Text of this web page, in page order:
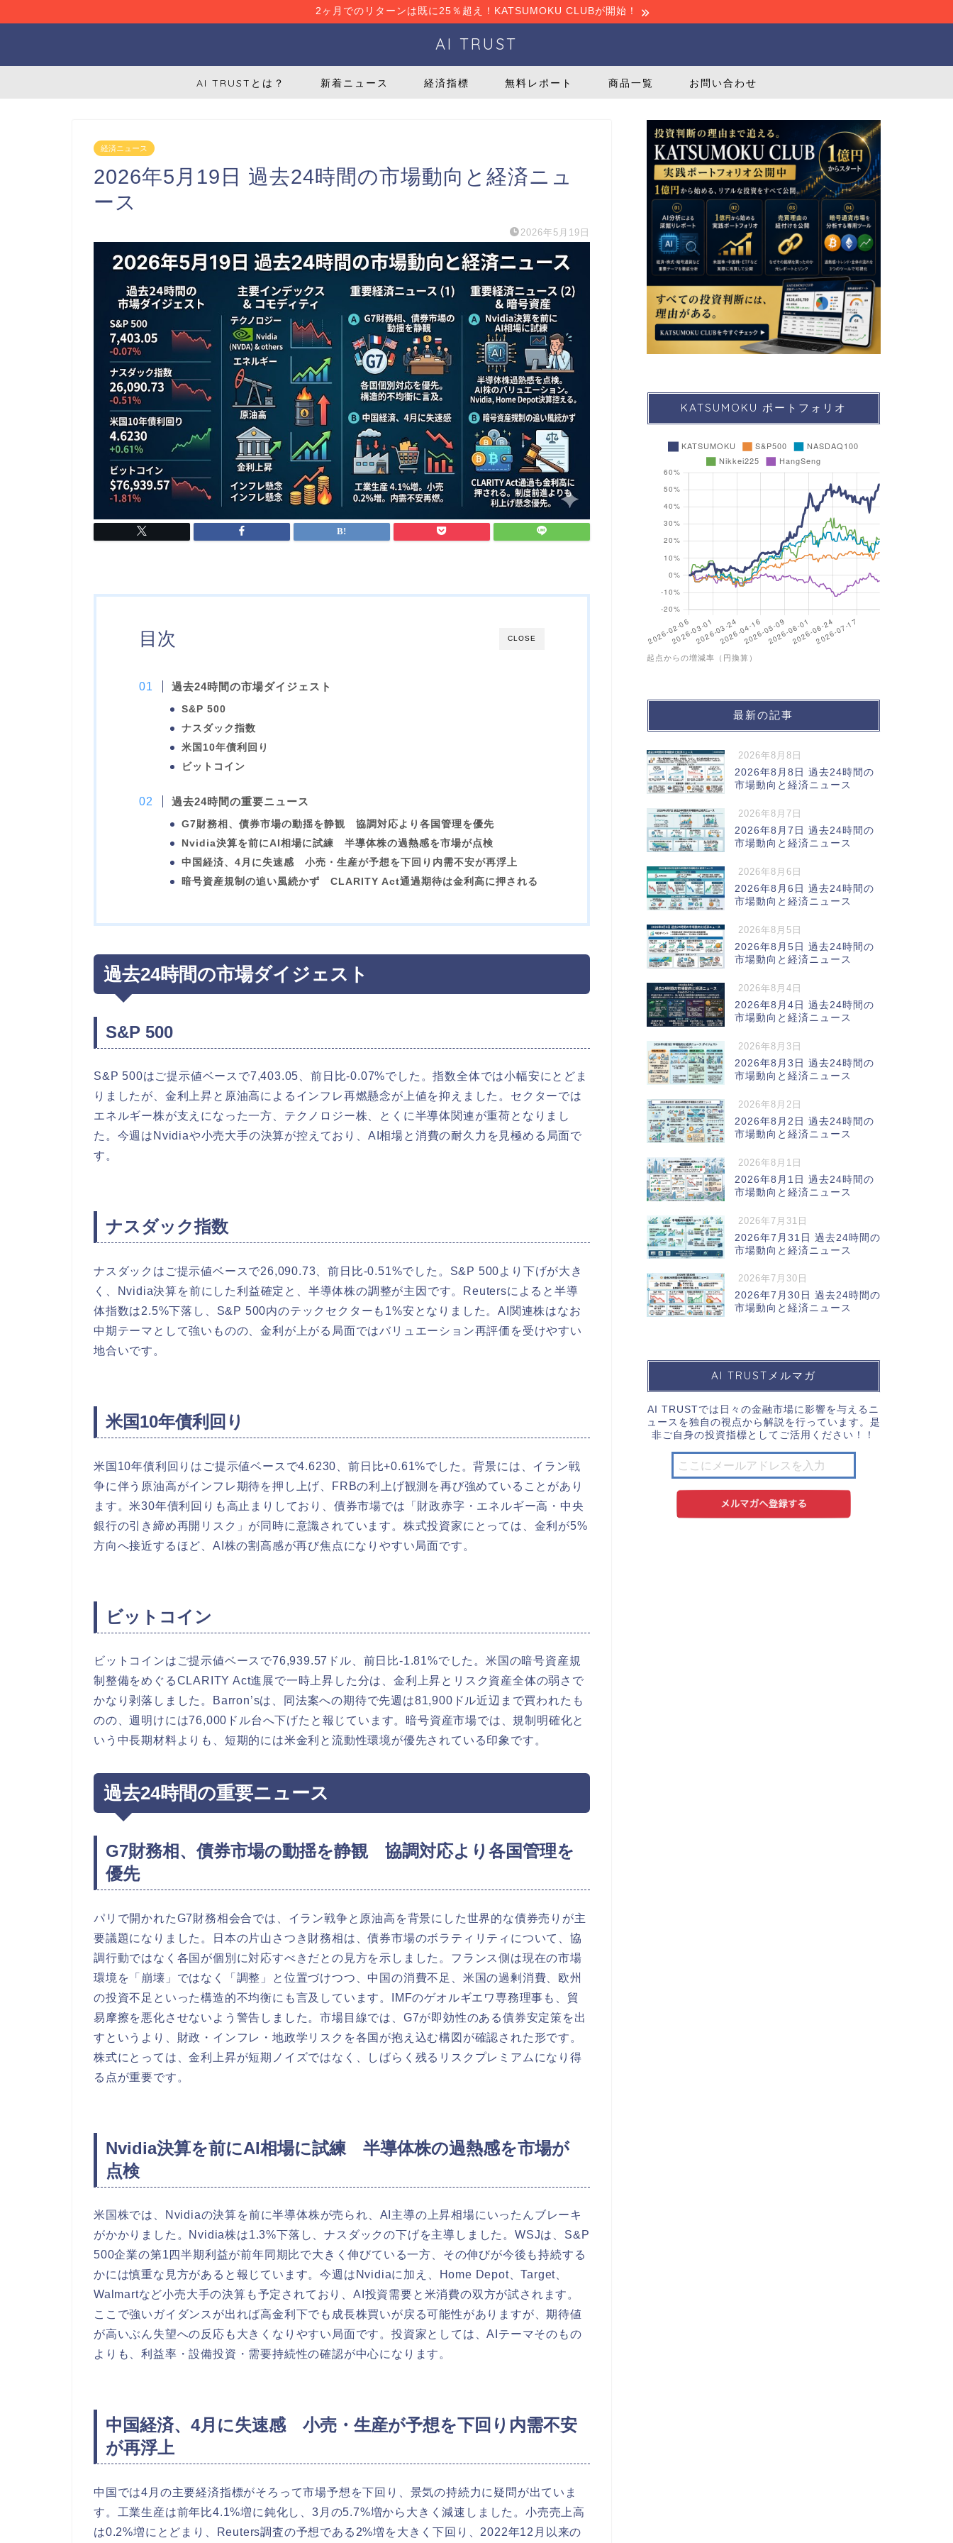
2ヶ月でのリターンは既に25％超え！KATSUMOKU CLUBが開始！
AI TRUST
AI TRUSTとは？ 新着ニュース 経済指標 無料レポート 商品一覧 お問い合わせ
経済ニュース
2026年5月19日 過去24時間の市場動向と経済ニュ
ース
2026年5月19日
CLOSE
目次
過去24時間の市場ダイジェスト
S&P 500
ナスダック指数
米国10年債利回り
ビットコイン
過去24時間の重要ニュース
G7財務相、債券市場の動揺を静観 協調対応より各国管理を優先
Nvidia決算を前にAI相場に試練 半導体株の過熱感を市場が点検
中国経済、4月に失速感 小売・生産が予想を下回り内需不安が再浮上
暗号資産規制の追い風続かず CLARITY Act通過期待は金利高に押される
過去24時間の市場ダイジェスト
S&P 500
S&P 500はご提示値ベースで7,403.05、前日比-0.07%でした。指数全体では小幅安にとどま
りましたが、金利上昇と原油高によるインフレ再燃懸念が上値を抑えました。セクターでは
エネルギー株が支えになった一方、テクノロジー株、とくに半導体関連が重荷となりまし
た。今週はNvidiaや小売大手の決算が控えており、AI相場と消費の耐久力を見極める局面で
す。
ナスダック指数
ナスダックはご提示値ベースで26,090.73、前日比-0.51%でした。S&P 500より下げが大き
く、Nvidia決算を前にした利益確定と、半導体株の調整が主因です。Reutersによると半導
体指数は2.5%下落し、S&P 500内のテックセクターも1%安となりました。AI関連株はなお
中期テーマとして強いものの、金利が上がる局面ではバリュエーション再評価を受けやすい
地合いです。
米国10年債利回り
米国10年債利回りはご提示値ベースで4.6230、前日比+0.61%でした。背景には、イラン戦
争に伴う原油高がインフレ期待を押し上げ、FRBの利上げ観測を再び強めていることがあり
ます。米30年債利回りも高止まりしており、債券市場では「財政赤字・エネルギー高・中央
銀行の引き締め再開リスク」が同時に意識されています。株式投資家にとっては、金利が5%
方向へ接近するほど、AI株の割高感が再び焦点になりやすい局面です。
ビットコイン
ビットコインはご提示値ベースで76,939.57ドル、前日比-1.81%でした。米国の暗号資産規
制整備をめぐるCLARITY Act進展で一時上昇した分は、金利上昇とリスク資産全体の弱さで
かなり剥落しました。Barron’sは、同法案への期待で先週は81,900ドル近辺まで買われたも
のの、週明けには76,000ドル台へ下げたと報じています。暗号資産市場では、規制明確化と
いう中長期材料よりも、短期的には米金利と流動性環境が優先されている印象です。
過去24時間の重要ニュース
G7財務相、債券市場の動揺を静観 協調対応より各国管理を
優先
パリで開かれたG7財務相会合では、イラン戦争と原油高を背景にした世界的な債券売りが主
要議題になりました。日本の片山さつき財務相は、債券市場のボラティリティについて、協
調行動ではなく各国が個別に対応すべきだとの見方を示しました。フランス側は現在の市場
環境を「崩壊」ではなく「調整」と位置づけつつ、中国の消費不足、米国の過剰消費、欧州
の投資不足といった構造的不均衡にも言及しています。IMFのゲオルギエワ専務理事も、貿
易摩擦を悪化させないよう警告しました。市場目線では、G7が即効性のある債券安定策を出
すというより、財政・インフレ・地政学リスクを各国が抱え込む構図が確認された形です。
株式にとっては、金利上昇が短期ノイズではなく、しばらく残るリスクプレミアムになり得
る点が重要です。
Nvidia決算を前にAI相場に試練 半導体株の過熱感を市場が
点検
米国株では、Nvidiaの決算を前に半導体株が売られ、AI主導の上昇相場にいったんブレーキ
がかかりました。Nvidia株は1.3%下落し、ナスダックの下げを主導しました。WSJは、S&P
500企業の第1四半期利益が前年同期比で大きく伸びている一方、その伸びが今後も持続する
かには慎重な見方があると報じています。今週はNvidiaに加え、Home Depot、Target、
Walmartなど小売大手の決算も予定されており、AI投資需要と米消費の双方が試されます。
ここで強いガイダンスが出れば高金利下でも成長株買いが戻る可能性がありますが、期待値
が高いぶん失望への反応も大きくなりやすい局面です。投資家としては、AIテーマそのもの
よりも、利益率・設備投資・需要持続性の確認が中心になります。
中国経済、4月に失速感 小売・生産が予想を下回り内需不安
が再浮上
中国では4月の主要経済指標がそろって市場予想を下回り、景気の持続力に疑問が出ていま
す。工業生産は前年比4.1%増に鈍化し、3月の5.7%増から大きく減速しました。小売売上高
は0.2%増にとどまり、Reuters調査の予想である2%増を大きく下回り、2022年12月以来の
KATSUMOKU ポートフォリオ
起点からの増減率（円換算）
最新の記事
2026年8月8日
2026年8月8日 過去24時間の
市場動向と経済ニュース
2026年8月7日
2026年8月7日 過去24時間の
市場動向と経済ニュース
2026年8月6日
2026年8月6日 過去24時間の
市場動向と経済ニュース
2026年8月5日
2026年8月5日 過去24時間の
市場動向と経済ニュース
2026年8月4日
2026年8月4日 過去24時間の
市場動向と経済ニュース
2026年8月3日
2026年8月3日 過去24時間の
市場動向と経済ニュース
2026年8月2日
2026年8月2日 過去24時間の
市場動向と経済ニュース
2026年8月1日
2026年8月1日 過去24時間の
市場動向と経済ニュース
2026年7月31日
2026年7月31日 過去24時間の
市場動向と経済ニュース
2026年7月30日
2026年7月30日 過去24時間の
市場動向と経済ニュース
AI TRUSTメルマガ
AI TRUSTでは日々の金融市場に影響を与えるニ
ュースを独自の視点から解説を行っています。是
非ご自身の投資指標としてご活用ください！！